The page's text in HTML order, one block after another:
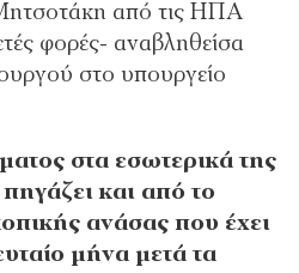
από τις ΗΠΑ
φορές- αναβληθείσα
στο υπουργείο
στα εσωτερικά της
και από το
ανάσας που έχει
μήνα μετά τα